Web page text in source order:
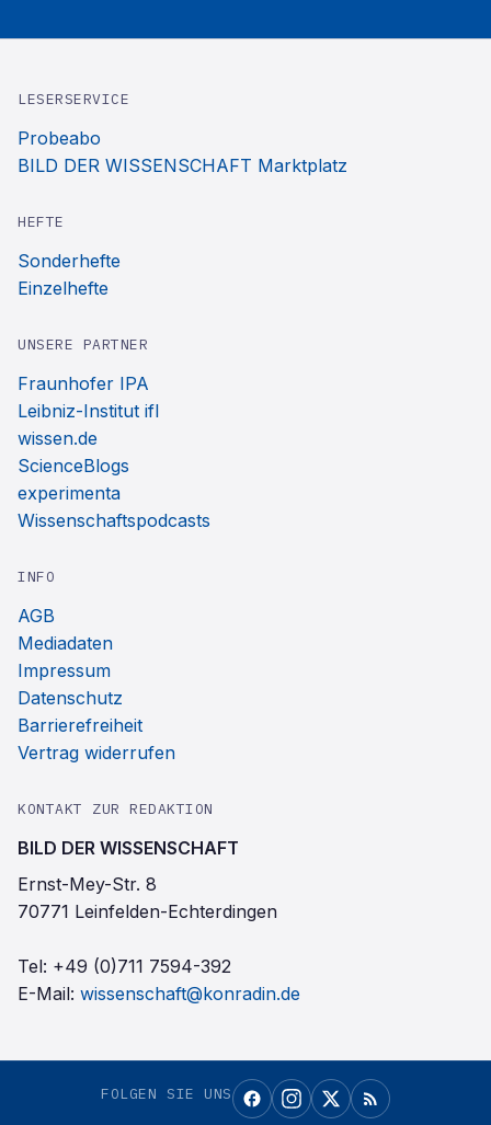
LESERSERVICE
Probeabo
BILD DER WISSENSCHAFT Marktplatz
HEFTE
Sonderhefte
Einzelhefte
UNSERE PARTNER
Fraunhofer IPA
Leibniz-Institut ifl
wissen.de
ScienceBlogs
experimenta
Wissenschaftspodcasts
INFO
AGB
Mediadaten
Impressum
Datenschutz
Barrierefreiheit
Vertrag widerrufen
KONTAKT ZUR REDAKTION
BILD DER WISSENSCHAFT
Ernst-Mey-Str. 8
70771 Leinfelden-Echterdingen
Tel: +49 (0)711 7594-392
E-Mail: wissenschaft@konradin.de
FOLGEN SIE UNS